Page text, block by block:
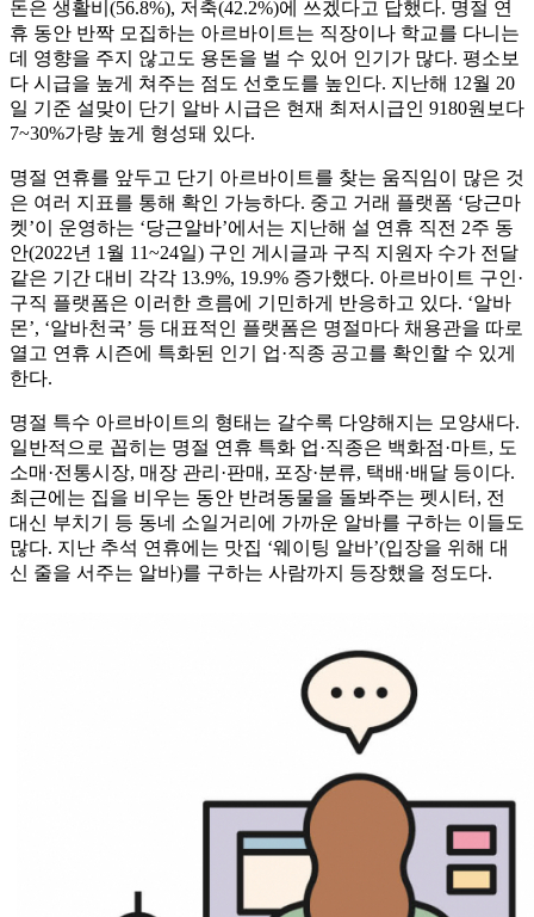
돈은 생활비(56.8%), 저축(42.2%)에 쓰겠다고 답했다. 명절 연
휴 동안 반짝 모집하는 아르바이트는 직장이나 학교를 다니는
데 영향을 주지 않고도 용돈을 벌 수 있어 인기가 많다. 평소보
다 시급을 높게 쳐주는 점도 선호도를 높인다. 지난해 12월 20
일 기준 설맞이 단기 알바 시급은 현재 최저시급인 9180원보다
7~30%가량 높게 형성돼 있다.
명절 연휴를 앞두고 단기 아르바이트를 찾는 움직임이 많은 것
은 여러 지표를 통해 확인 가능하다. 중고 거래 플랫폼 ‘당근마
켓’이 운영하는 ‘당근알바’에서는 지난해 설 연휴 직전 2주 동
안(2022년 1월 11~24일) 구인 게시글과 구직 지원자 수가 전달
같은 기간 대비 각각 13.9%, 19.9% 증가했다. 아르바이트 구인·
구직 플랫폼은 이러한 흐름에 기민하게 반응하고 있다. ‘알바
몬’, ‘알바천국’ 등 대표적인 플랫폼은 명절마다 채용관을 따로
열고 연휴 시즌에 특화된 인기 업·직종 공고를 확인할 수 있게
한다.
명절 특수 아르바이트의 형태는 갈수록 다양해지는 모양새다.
일반적으로 꼽히는 명절 연휴 특화 업·직종은 백화점·마트, 도
소매·전통시장, 매장 관리·판매, 포장·분류, 택배·배달 등이다.
최근에는 집을 비우는 동안 반려동물을 돌봐주는 펫시터, 전
대신 부치기 등 동네 소일거리에 가까운 알바를 구하는 이들도
많다. 지난 추석 연휴에는 맛집 ‘웨이팅 알바’(입장을 위해 대
신 줄을 서주는 알바)를 구하는 사람까지 등장했을 정도다.